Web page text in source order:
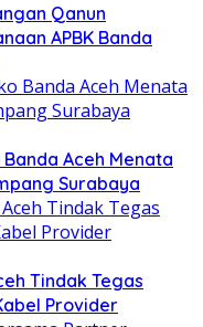
Qanun
APBK Banda
Aceh Menata
Surabaya
Tindak Tegas
Provider